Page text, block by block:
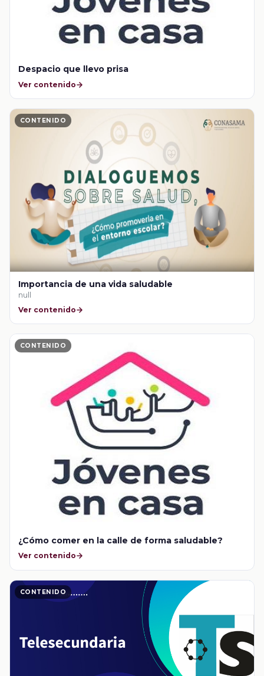
Despacio que llevo prisa
Ver contenido
CONTENIDO
Importancia de una vida saludable
null
Ver contenido
CONTENIDO
¿Cómo comer en la calle de forma saludable?
Ver contenido
CONTENIDO